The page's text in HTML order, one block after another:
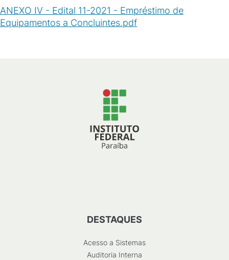
ANEXO IV - Edital 11-2021 - Empréstimo de
Equipamentos a Concluintes.pdf
DESTAQUES
Acesso a Sistemas
Auditoria Interna